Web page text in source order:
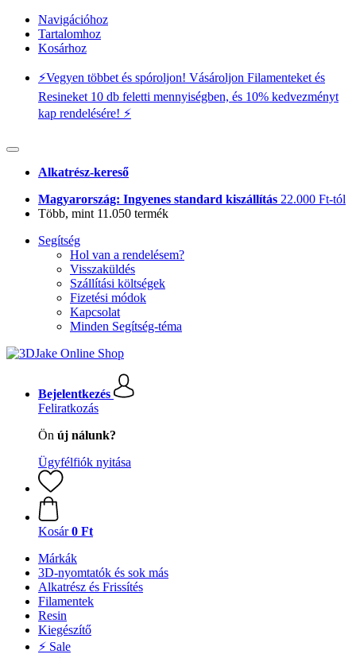
Navigációhoz
Tartalomhoz
Kosárhoz
⚡️Vegyen többet és spóroljon! Vásároljon Filamenteket és
Resineket 10 db feletti mennyiségben, és 10% kedvezményt
kap rendelésére! ⚡️
Alkatrész-kereső
Magyarország: Ingyenes standard kiszállítás 22.000 Ft-tól
Több, mint 11.050 termék
Segítség
Hol van a rendelésem?
Visszaküldés
Szállítási költségek
Fizetési módok
Kapcsolat
Minden Segítség-téma
Bejelentkezés
Feliratkozás
Ön új nálunk?
Ügyfélfiók nyitása
Kosár 0 Ft
Márkák
3D-nyomtatók és sok más
Alkatrész és Frissítés
Filamentek
Resin
Kiegészítő
⚡ Sale